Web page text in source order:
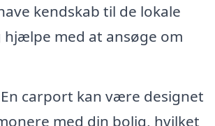
kendskab til de lokale
hjælpe med at ansøge om
En carport kan være designet
med din bolig, hvilket